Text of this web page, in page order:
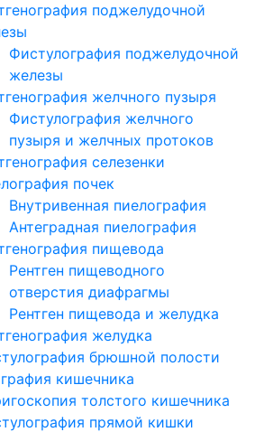
поджелудочной
Фистулография поджелудочной
железы
желчного пузыря
Фистулография желчного
пузыря и желчных протоков
селезенки
почек
Внутривенная пиелография
Антеградная пиелография
пищевода
Рентген пищеводного
отверстия диафрагмы
Рентген пищевода и желудка
желудка
брюшной полости
кишечника
толстого кишечника
прямой кишки